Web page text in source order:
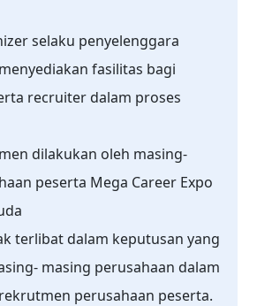
selaku penyelenggara
fasilitas bagi
recruiter dalam proses
dilakukan oleh masing-
peserta Mega Career Expo
terlibat dalam keputusan yang
masing perusahaan dalam
perusahaan peserta.